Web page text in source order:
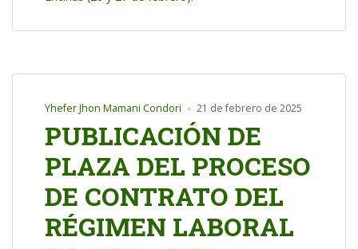
Yhefer Jhon Mamani Condori 21 de febrero de 2025
PUBLICACIÓN DE
PLAZA DEL PROCESO
DE CONTRATO DEL
RÉGIMEN LABORAL